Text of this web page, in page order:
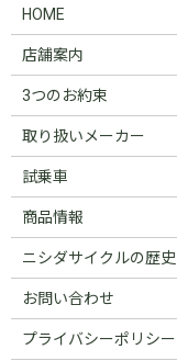
HOME
店舗案内
3つのお約束
取り扱いメーカー
試乗車
商品情報
ニシダサイクルの歴史
お問い合わせ
プライバシーポリシー